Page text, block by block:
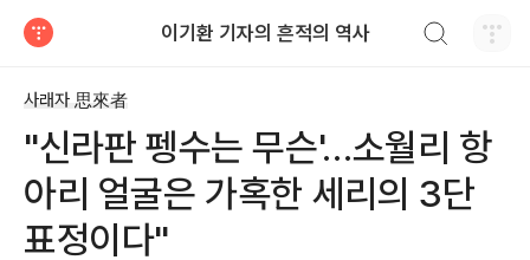
이기환 기자의 흔적의 역사
사래자 思來者
"신라판 펭수는 무슨'…소월리 항
아리 얼굴은 가혹한 세리의 3단
표정이다"